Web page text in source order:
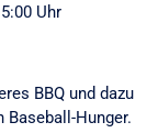
Uhr
BBQ und dazu
Hunger.